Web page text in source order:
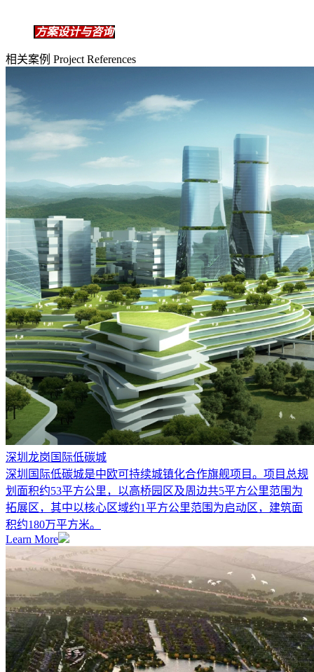
方案设计与咨询
相关案例 Project References
深圳龙岗国际低碳城
深圳国际低碳城是中欧可持续城镇化合作旗舰项目。项目总规
划面积约53平方公里，以高桥园区及周边共5平方公里范围为
拓展区，其中以核心区域约1平方公里范围为启动区，建筑面
积约180万平方米。
Learn More